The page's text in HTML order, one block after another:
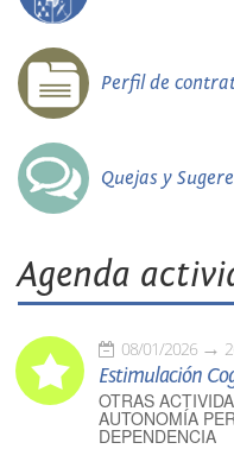
Perfil de
Quejas y
Agenda
08/01/2026
Estimulación
OTRAS
AUTONOMÍA
DEPENDENCIA